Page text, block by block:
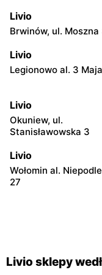
Livio
Brwinów, ul. Moszna
Livio
Legionowo al. 3
Livio
Okuniew, ul.
Stanisławowska 3
Livio
Wołomin al.
27
Otwock, ul.
Livio
Wołomin, ul. Szosa
Livio sklepy